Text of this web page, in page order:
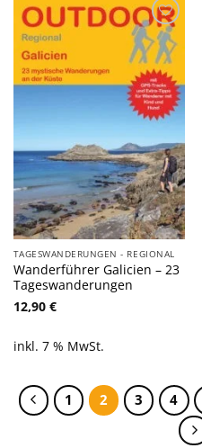
Zu
Wunschliste
hinzufügen
TAGESWANDERUNGEN - REGIONAL
Wanderführer Galicien – 23
Tageswanderungen
12,90 €
inkl. 7 % MwSt.
1 2 3 4